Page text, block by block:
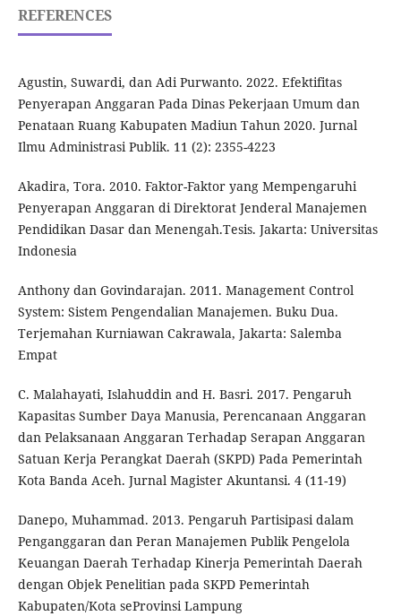
REFERENCES
Agustin, Suwardi, dan Adi Purwanto. 2022. Efektifitas
Penyerapan Anggaran Pada Dinas Pekerjaan Umum dan
Penataan Ruang Kabupaten Madiun Tahun 2020. Jurnal
Ilmu Administrasi Publik. 11 (2): 2355-4223
Akadira, Tora. 2010. Faktor-Faktor yang Mempengaruhi
Penyerapan Anggaran di Direktorat Jenderal Manajemen
Pendidikan Dasar dan Menengah.Tesis. Jakarta: Universitas
Indonesia
Anthony dan Govindarajan. 2011. Management Control
System: Sistem Pengendalian Manajemen. Buku Dua.
Terjemahan Kurniawan Cakrawala, Jakarta: Salemba
Empat
C. Malahayati, Islahuddin and H. Basri. 2017. Pengaruh
Kapasitas Sumber Daya Manusia, Perencanaan Anggaran
dan Pelaksanaan Anggaran Terhadap Serapan Anggaran
Satuan Kerja Perangkat Daerah (SKPD) Pada Pemerintah
Kota Banda Aceh. Jurnal Magister Akuntansi. 4 (11-19)
Danepo, Muhammad. 2013. Pengaruh Partisipasi dalam
Penganggaran dan Peran Manajemen Publik Pengelola
Keuangan Daerah Terhadap Kinerja Pemerintah Daerah
dengan Objek Penelitian pada SKPD Pemerintah
Kabupaten/Kota seProvinsi Lampung